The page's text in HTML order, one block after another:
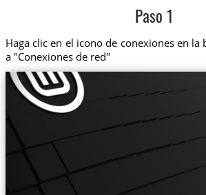
Paso 1
Haga clic en el icono de conexiones en la
a "Conexiones de red"